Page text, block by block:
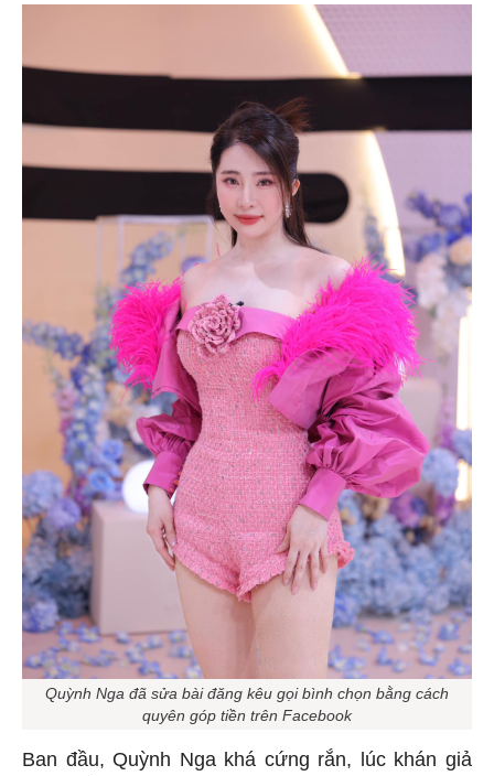
Quỳnh Nga đã sửa bài đăng kêu gọi bình chọn bằng cách
quyên góp tiền trên Facebook
Ban đầu, Quỳnh Nga khá cứng rắn, lúc khán giả